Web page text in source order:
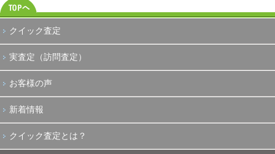
クイック査定
実査定（訪問査定）
お客様の声
新着情報
クイック査定とは？